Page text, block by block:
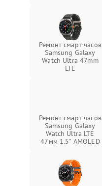
Ремонт смарт-часов
Samsung Galaxy
Watch Ultra 47mm
LTE
Ремонт смарт-часов
Samsung Galaxy
Watch Ultra LTE
47мм 1.5" AMOLED